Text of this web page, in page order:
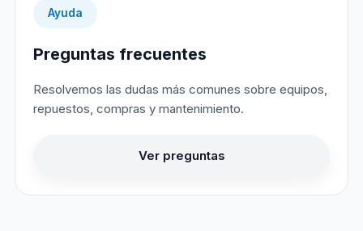
Ayuda
Preguntas frecuentes
Resolvemos las dudas más comunes sobre equipos,
repuestos, compras y mantenimiento.
Ver preguntas